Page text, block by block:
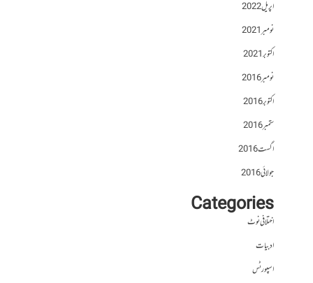
اپریل 2022
نومبر 2021
اکتوبر 2021
نومبر 2016
اکتوبر 2016
ستمبر 2016
اگست 2016
جولائی 2016
Categories
اختلافی نوٹ
ادبیات
اسپورٹس